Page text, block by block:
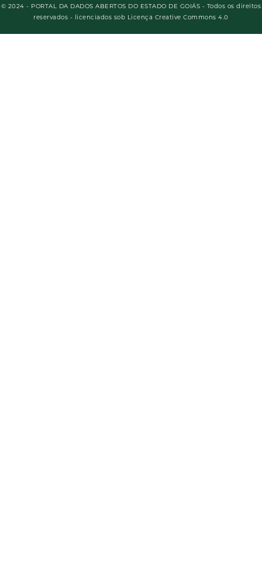
© 2024 - PORTAL DA DADOS ABERTOS DO ESTADO DE GOIÁS - Todos os direitos
reservados - licenciados sob Licença Creative Commons 4.0